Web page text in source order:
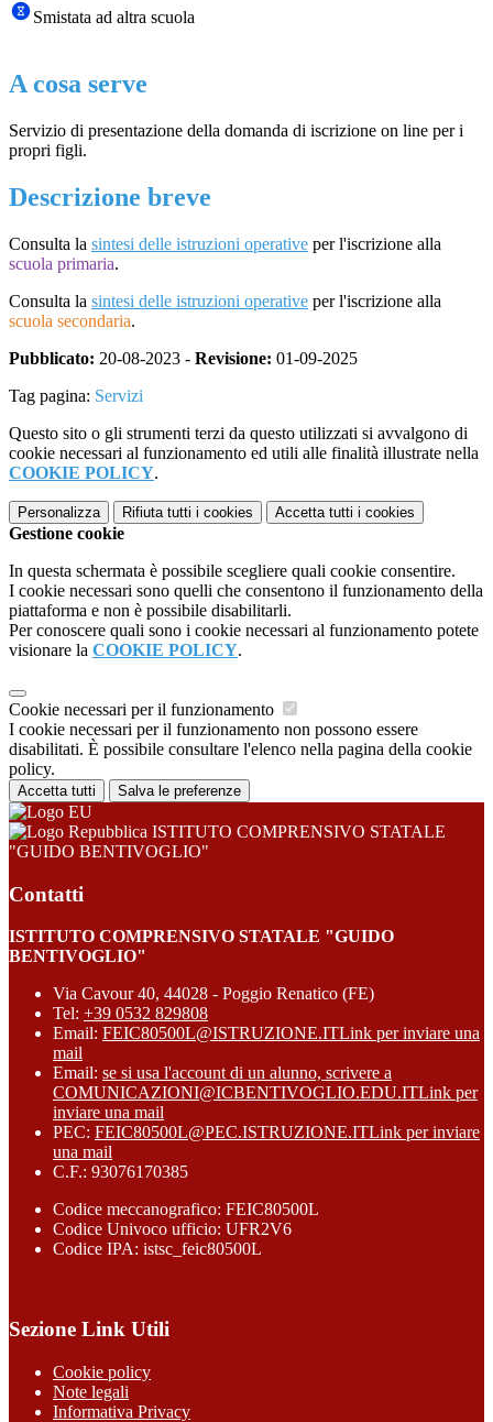
Smistata ad altra scuola
A cosa serve
Servizio di presentazione della domanda di iscrizione on line per i
propri figli.
Descrizione breve
Consulta la sintesi delle istruzioni operative per l'iscrizione alla
scuola primaria.
Consulta la sintesi delle istruzioni operative per l'iscrizione alla
scuola secondaria.
Pubblicato: 20-08-2023 - Revisione: 01-09-2025
Tag pagina: Servizi
Questo sito o gli strumenti terzi da questo utilizzati si avvalgono di
cookie necessari al funzionamento ed utili alle finalità illustrate nella
COOKIE POLICY.
Personalizza Rifiuta tutti i cookies Accetta tutti i cookies
Gestione cookie
In questa schermata è possibile scegliere quali cookie consentire.
I cookie necessari sono quelli che consentono il funzionamento della
piattaforma e non è possibile disabilitarli.
Per conoscere quali sono i cookie necessari al funzionamento potete
visionare la COOKIE POLICY.
Cookie necessari per il funzionamento
I cookie necessari per il funzionamento non possono essere
disabilitati. È possibile consultare l'elenco nella pagina della cookie
policy.
Accetta tutti Salva le preferenze
ISTITUTO COMPRENSIVO STATALE
"GUIDO BENTIVOGLIO"
Contatti
ISTITUTO COMPRENSIVO STATALE "GUIDO
BENTIVOGLIO"
Via Cavour 40, 44028 - Poggio Renatico (FE)
Tel: +39 0532 829808
Email: FEIC80500L@ISTRUZIONE.ITLink per inviare una
mail
Email: se si usa l'account di un alunno, scrivere a
COMUNICAZIONI@ICBENTIVOGLIO.EDU.ITLink per
inviare una mail
PEC: FEIC80500L@PEC.ISTRUZIONE.ITLink per inviare
una mail
C.F.: 93076170385
Codice meccanografico: FEIC80500L
Codice Univoco ufficio: UFR2V6
Codice IPA: istsc_feic80500L
Sezione Link Utili
Cookie policy
Note legali
Informativa Privacy